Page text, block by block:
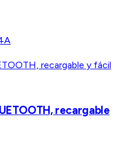
recargable